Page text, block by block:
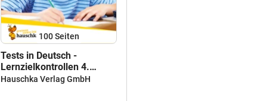
100Seiten
Tests in Deutsch -
Lernzielkontrollen 4.
Klasse
Hauschka Verlag GmbH